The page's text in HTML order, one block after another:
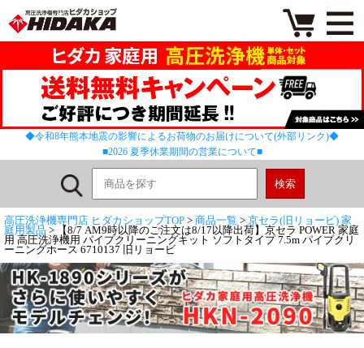
◆令和8年熊本地震の影響によるお荷物のお届けについて(外部リンク)◆
■2026 夏季休業期間の営業について■
高圧洗浄機専門店 ヒダカショップTOP > 商品一覧 > 京セラ(旧リョービ) 家
庭用製品 > 【8/7 AM9時以降のご注文は8/17以降出荷】京セラ POWER 家庭
用 高圧洗浄機用 パイプクリーニングキット ソフトタイプ 7.5m パイプクリ
ーニングホース 6710137 旧リョービ